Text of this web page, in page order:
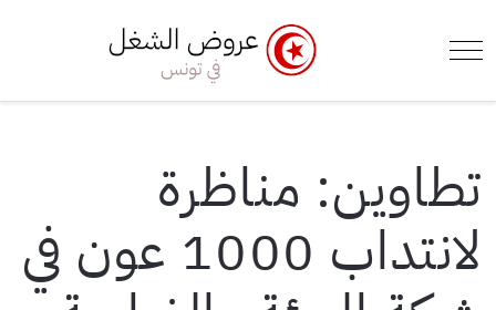
Mobile Menu Toggle
تطاوين: مناظرة
لانتداب 1000 عون في
Toggle